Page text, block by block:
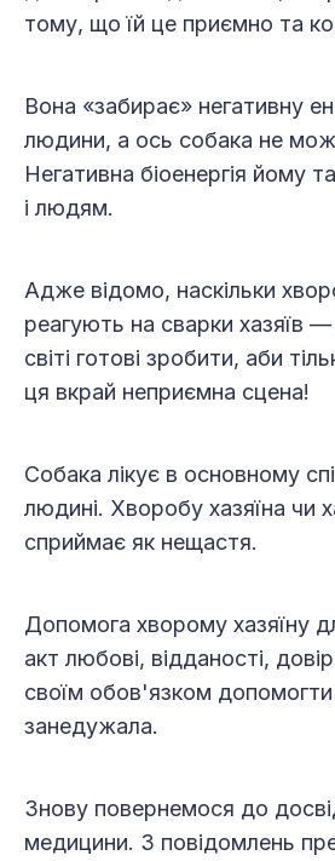
тому, що їй це приємно та
Вона «забирає» негативну
людини, а ось собака не
Негативна біо­енергія йому
і людям.
Адже відомо, наскільки
реагують на сварки хазяїв
світі готові зробити, аби
ця вкрай неприємна сцена!
Собака лікує в основному
людині. Хворобу хазяїна чи
сприймає як нещастя.
Допомога хворому хазяїну
акт любові, відданості,
своїм обов'язком
занедужала.
Знову повернемося до
медицини. З повідомлень